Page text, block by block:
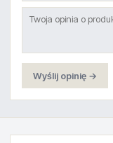
Wyślij opinię →